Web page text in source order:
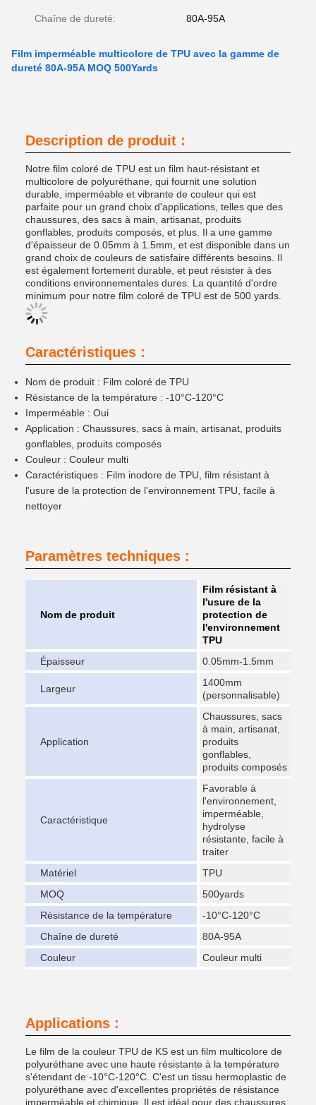
Chaîne de dureté: 80A-95A
Film imperméable multicolore de TPU avec la gamme de
dureté 80A-95A MOQ 500Yards
Description de produit :
Notre film coloré de TPU est un film haut-résistant et
multicolore de polyuréthane, qui fournit une solution
durable, imperméable et vibrante de couleur qui est
parfaite pour un grand choix d'applications, telles que des
chaussures, des sacs à main, artisanat, produits
gonflables, produits composés, et plus. Il a une gamme
d'épaisseur de 0.05mm à 1.5mm, et est disponible dans un
grand choix de couleurs de satisfaire différents besoins. Il
est également fortement durable, et peut résister à des
conditions environnementales dures. La quantité d'ordre
minimum pour notre film coloré de TPU est de 500 yards.
Caractéristiques :
Nom de produit : Film coloré de TPU
Résistance de la température : -10°C-120°C
Imperméable : Oui
Application : Chaussures, sacs à main, artisanat, produits
gonflables, produits composés
Couleur : Couleur multi
Caractéristiques : Film inodore de TPU, film résistant à
l'usure de la protection de l'environnement TPU, facile à
nettoyer
Paramètres techniques :
Nom de produit
Film résistant à
l'usure de la
protection de
l'environnement
TPU
Épaisseur
0.05mm-1.5mm
Largeur
1400mm
(personnalisable)
Application
Chaussures, sacs
à main, artisanat,
produits
gonflables,
produits composés
Caractéristique
Favorable à
l'environnement,
imperméable,
hydrolyse
résistante, facile à
traiter
Matériel
TPU
MOQ
500yards
Résistance de la température
-10°C-120°C
Chaîne de dureté
80A-95A
Couleur
Couleur multi
Applications :
Le film de la couleur TPU de KS est un film multicolore de
polyuréthane avec une haute résistante à la température
s'étendant de -10°C-120°C. C'est un tissu hermoplastic de
polyuréthane avec d'excellentes propriétés de résistance
imperméable et chimique. Il est idéal pour des chaussures,